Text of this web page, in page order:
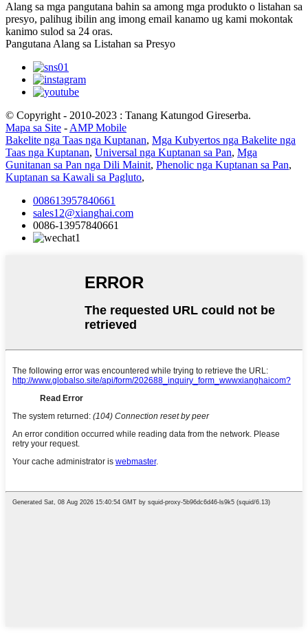
Alang sa mga pangutana bahin sa among mga produkto o listahan sa
presyo, palihug ibilin ang imong email kanamo ug kami mokontak
kanimo sulod sa 24 oras.
Pangutana Alang sa Listahan sa Presyo
© Copyright - 2010-2023 : Tanang Katungod Gireserba.
Mapa sa Site - AMP Mobile
Bakelite nga Taas nga Kuptanan, Mga Kubyertos nga Bakelite nga
Taas nga Kuptanan, Universal nga Kuptanan sa Pan, Mga
Gunitanan sa Pan nga Dili Mainit, Phenolic nga Kuptanan sa Pan,
Kuptanan sa Kawali sa Pagluto,
008613957840661
sales12@xianghai.com
0086-13957840661